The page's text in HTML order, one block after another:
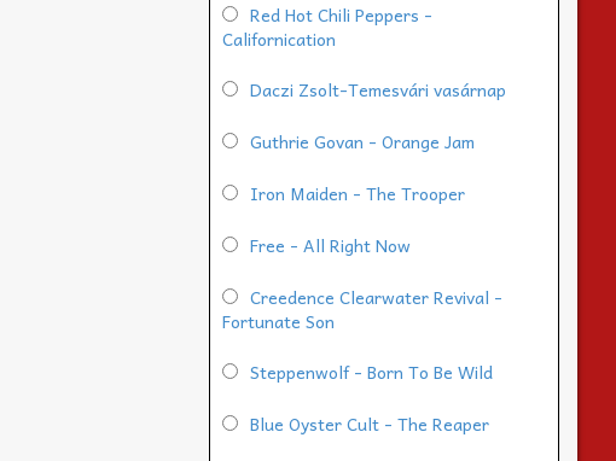
Red Hot Chili Peppers -
Californication
Daczi Zsolt-Temesvári vasárnap
Guthrie Govan - Orange Jam
Iron Maiden - The Trooper
Free - All Right Now
Creedence Clearwater Revival -
Fortunate Son
Steppenwolf - Born To Be Wild
Blue Oyster Cult - The Reaper